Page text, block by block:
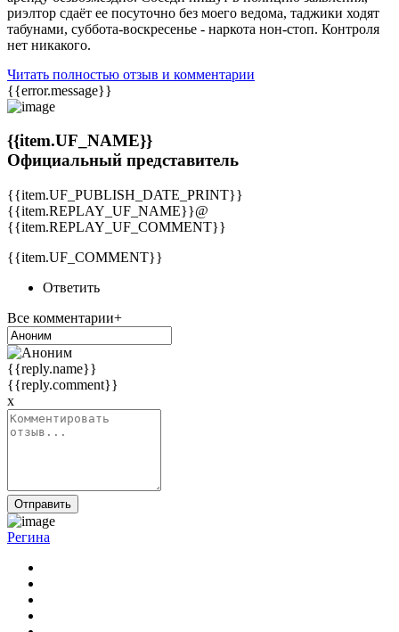
риэлтор сдаёт ее посуточно без моего ведома, таджики ходят
табунами, суббота-воскресенье - наркота нон-стоп. Контроля
нет никакого.
Читать полностью отзыв и комментарии
{{error.message}}
{{item.UF_NAME}}
Официальный представитель
{{item.UF_PUBLISH_DATE_PRINT}}
{{item.REPLAY_UF_NAME}}@
{{item.REPLAY_UF_COMMENT}}
{{item.UF_COMMENT}}
Ответить
Все комментарии+
{{reply.name}}
{{reply.comment}}
x
Отправить
Регина